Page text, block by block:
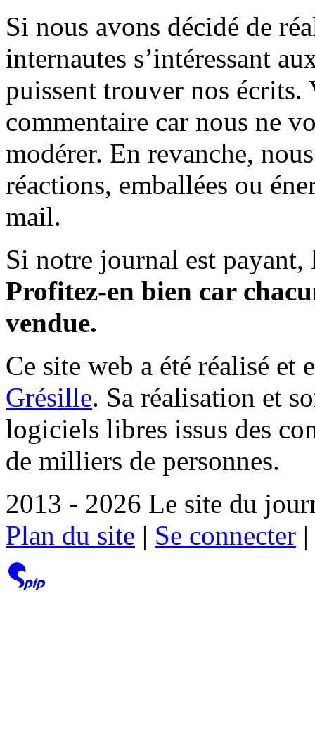
Si nous avons décidé de
internautes s’intéressant
puissent trouver nos écrits.
commentaire car nous ne
modérer. En revanche,
réactions, emballées ou
mail.
Si notre journal est payant,
Profitez-en bien car
vendue.
Ce site web a été réalisé et
Grésille. Sa réalisation et
logiciels libres issus des
de milliers de personnes.
2013 - 2026 Le site du
Plan du site | Se connecter |